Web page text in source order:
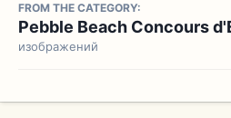
FROM THE CATEGORY:
Pebble Beach Concours
изображений